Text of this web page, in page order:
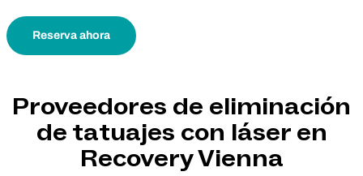
Reserva ahora
Proveedores de eliminación
de tatuajes con láser en
Recovery Vienna